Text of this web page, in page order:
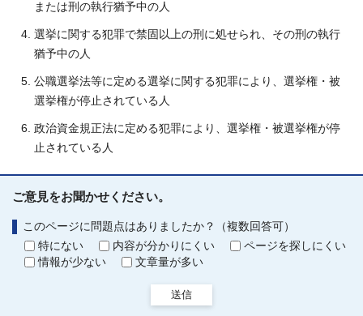
または刑の執行猶予中の人
選挙に関する犯罪で禁固以上の刑に処せられ、その刑の執行
猶予中の人
公職選挙法等に定める選挙に関する犯罪により、選挙権・被
選挙権が停止されている人
政治資金規正法に定める犯罪により、選挙権・被選挙権が停
止されている人
ご意見をお聞かせください。
このページに問題点はありましたか？（複数回答可）
特にない
内容が分かりにくい
ページを探しにくい
情報が少ない
文章量が多い
送信